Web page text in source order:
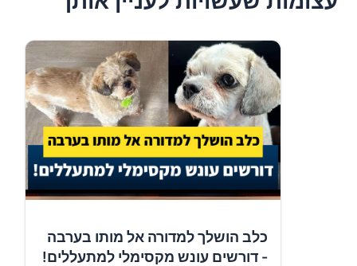
כלב הושלך למדורה אל מותו בערבה
- דורשים עונש מקסימלי למתעללים!